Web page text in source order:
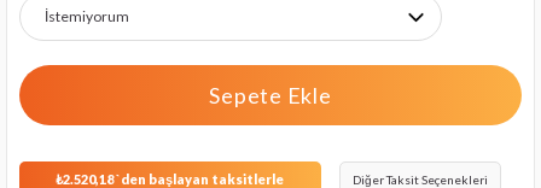
₺2.520,18`den başlayan taksitlerle Diğer Taksit Seçenekleri